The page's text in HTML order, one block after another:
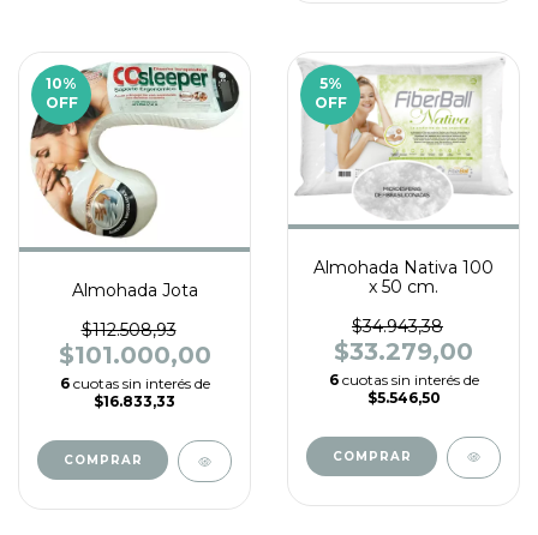
10%
OFF
Almohada Jota
$112.508,93
$101.000,00
6 cuotas sin interés de
$16.833,33
5%
OFF
Almohada Nativa 100
x 50 cm.
$34.943,38
$33.279,00
6 cuotas sin interés de
$5.546,50